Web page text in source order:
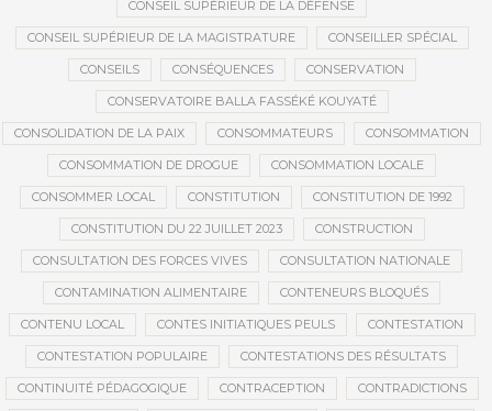
CONSEIL SUPÉRIEUR DE LA DÉFENSE
CONSEIL SUPÉRIEUR DE LA MAGISTRATURE CONSEILLER SPÉCIAL
CONSEILS CONSÉQUENCES CONSERVATION
CONSERVATOIRE BALLA FASSÉKÉ KOUYATÉ
CONSOLIDATION DE LA PAIX CONSOMMATEURS CONSOMMATION
CONSOMMATION DE DROGUE CONSOMMATION LOCALE
CONSOMMER LOCAL CONSTITUTION CONSTITUTION DE 1992
CONSTITUTION DU 22 JUILLET 2023 CONSTRUCTION
CONSULTATION DES FORCES VIVES CONSULTATION NATIONALE
CONTAMINATION ALIMENTAIRE CONTENEURS BLOQUÉS
CONTENU LOCAL CONTES INITIATIQUES PEULS CONTESTATION
CONTESTATION POPULAIRE CONTESTATIONS DES RÉSULTATS
CONTINUITÉ PÉDAGOGIQUE CONTRACEPTION CONTRADICTIONS